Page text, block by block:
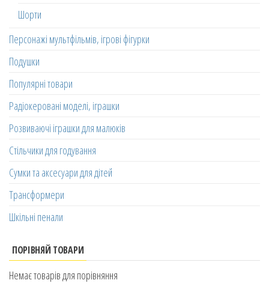
Шорти
Персонажі мультфільмів, ігрові фігурки
Подушки
Популярні товари
Радіокеровані моделі, іграшки
Розвиваючі іграшки для малюків
Стільчики для годування
Сумки та аксесуари для дітей
Трансформери
Шкільні пенали
ПОРІВНЯЙ ТОВАРИ
Немає товарів для порівняння